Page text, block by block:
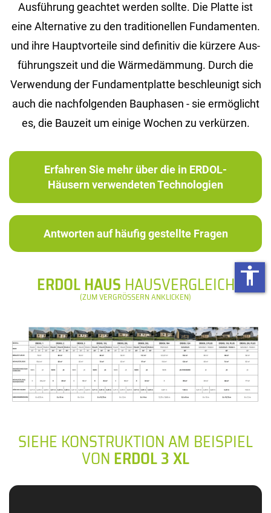
Aus­füh­rung ge­ach­tet wer­den soll­te. Die Plat­te ist
eine Al­ter­na­ti­ve zu den tra­di­tio­nel­len Fun­da­men­ten.
und ihre Haupt­vor­tei­le sind de­fi­ni­tiv die kür­ze­re Aus­
füh­rungs­zeit und die Wär­me­däm­mung. Durch die
Ver­wen­dung der Fun­da­ment­plat­te be­schleu­nigt sich
auch die nach­fol­gen­den Bau­pha­sen - sie er­mög­licht
es, die Bau­zeit um ei­ni­ge Wo­chen zu ver­kür­zen.
Erfahren Sie mehr über die in ERDOL-
Häusern verwendeten Technologien
Antworten auf häufig gestellte Fragen
ERDOL HAUS HAUSVERGLEICH
(ZUM VERGRÖSSERN ANKLICKEN)
SIEHE KONSTRUKTION AM BEISPIEL
VONERDOL 3 XL
accessibility